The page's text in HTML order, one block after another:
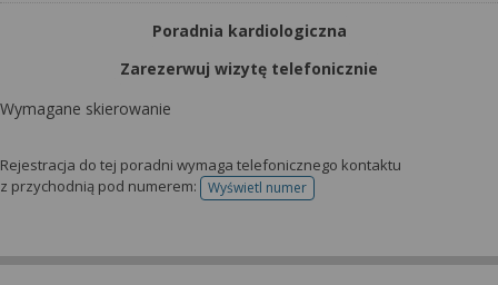
Poradnia kardiologiczna
Zarezerwuj wizytę telefonicznie
Wymagane skierowanie
Rejestracja do tej poradni wymaga telefonicznego kontaktu
z przychodnią pod numerem:
Wyświetl numertelefonu do rejestracji